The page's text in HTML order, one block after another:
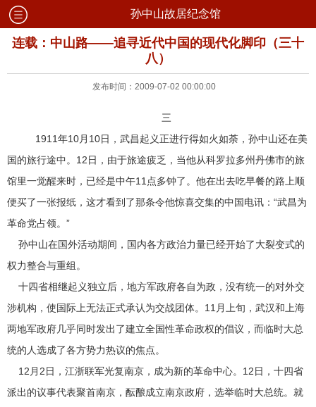
孙中山故居纪念馆
连载：中山路——追寻近代中国的现代化脚印（三十
八）
发布时间：2009-07-02 00:00:00
三
1911年10月10日，武昌起义正进行得如火如荼，孙中山还在美
国的旅行途中。12日，由于旅途疲乏，当他从科罗拉多州丹佛市的旅
馆里一觉醒来时，已经是中午11点多钟了。他在出去吃早餐的路上顺
便买了一张报纸，这才看到了那条令他惊喜交集的中国电讯：“武昌为
革命党占领。”
孙中山在国外活动期间，国内各方政治力量已经开始了大裂变式的
权力整合与重组。
十四省相继起义独立后，地方军政府各自为政，没有统一的对外交
涉机构，使国际上无法正式承认为交战团体。11月上旬，武汉和上海
两地军政府几乎同时发出了建立全国性革命政权的倡议，而临时大总
统的人选成了各方势力热议的焦点。
12月2日，江浙联军光复南京，成为新的革命中心。12日，十四省
派出的议事代表聚首南京，酝酿成立南京政府，选举临时大总统。就